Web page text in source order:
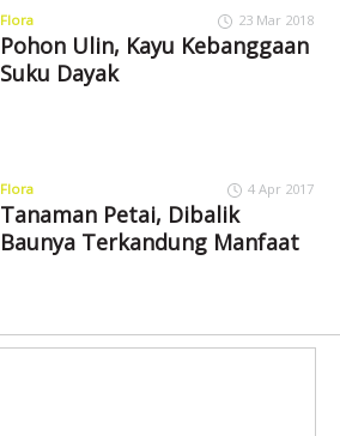
Flora 23 Mar 2018
Pohon Ulin, Kayu Kebanggaan
Suku Dayak
Flora 4 Apr 2017
Tanaman Petai, Dibalik
Baunya Terkandung Manfaat